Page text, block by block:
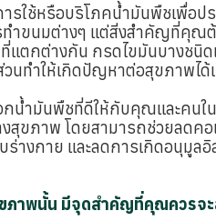
รใช้หรือบริโภคน้ำมันพืชเพื่อป
ำขนมต่างๆ แต่สิ่งสำคัญที่คุณ
แตกต่างกัน กรดไขมันบางชนิด
นทำให้เกิดปัญหาต่อสุขภาพได้
น้ำมันพืชที่ดีให้กับคุณและคนใ
ขภาพ โดยสามารถช่วยลดคอ
ร่างกาย และลดการเกิดอนุมูล
ภาพนั้น มีจุดสำคัญที่คุณควรจะ